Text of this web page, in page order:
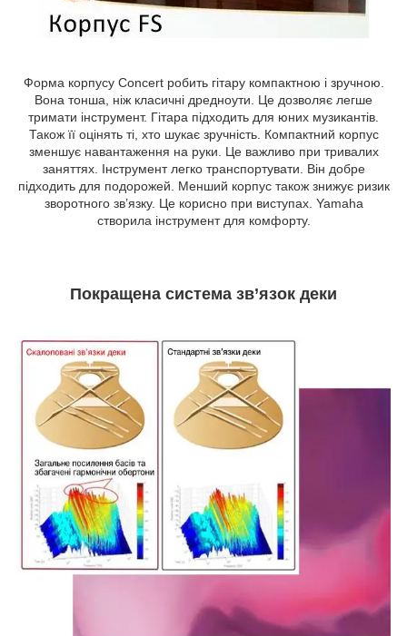
Форма корпусу Concert робить гітару компактною і зручною.
Вона тонша, ніж класичні дредноути. Це дозволяє легше
тримати інструмент. Гітара підходить для юних музикантів.
Також її оцінять ті, хто шукає зручність. Компактний корпус
зменшує навантаження на руки. Це важливо при тривалих
заняттях. Інструмент легко транспортувати. Він добре
підходить для подорожей. Менший корпус також знижує ризик
зворотного зв’язку. Це корисно при виступах. Yamaha
створила інструмент для комфорту.
Покращена система зв’язок деки